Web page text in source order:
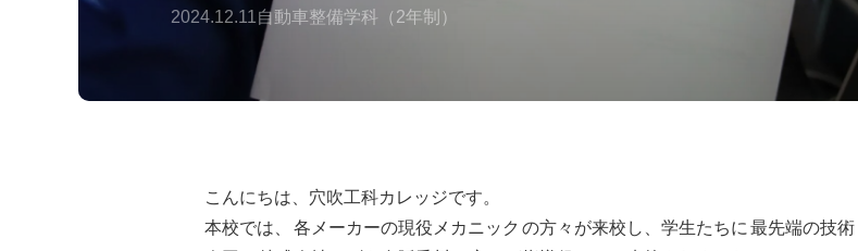
2024.12.11自動車整備学科（2年制）
こんにちは、穴吹工科カレッジです。
本校では、
各メーカーの現役メカニック の方々が来校し、学生たちに 最先端の技術